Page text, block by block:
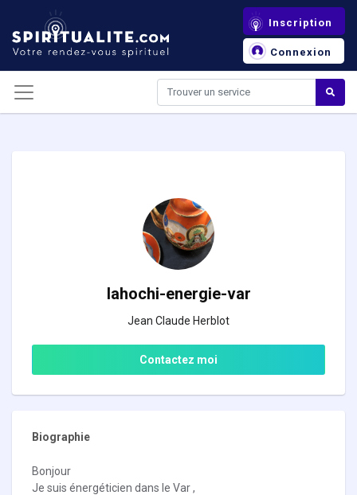
Inscription
Connexion
lahochi-energie-var
Jean Claude Herblot
Contactez moi
Biographie
Bonjour
Je suis énergéticien dans le Var ,